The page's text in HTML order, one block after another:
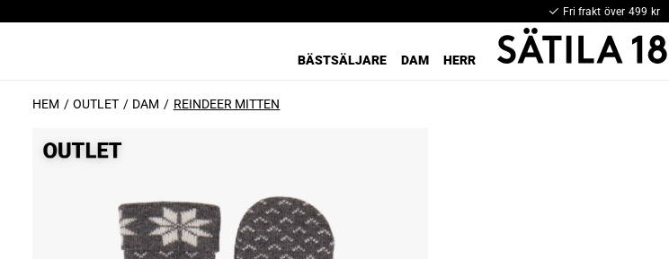
Fri frakt över 499 kr
BÄSTSÄLJARE DAM HERR
HEM OUTLET DAM REINDEER MITTEN